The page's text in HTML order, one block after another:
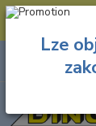
--- Spojovací
8.00 hod. - 16.00
Lze